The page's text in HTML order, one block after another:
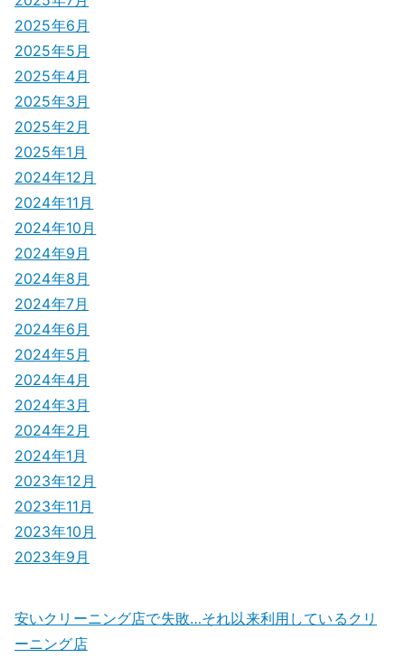
2025年6月
2025年5月
2025年4月
2025年3月
2025年2月
2025年1月
2024年12月
2024年11月
2024年10月
2024年9月
2024年8月
2024年7月
2024年6月
2024年5月
2024年4月
2024年3月
2024年2月
2024年1月
2023年12月
2023年11月
2023年10月
2023年9月
安いクリーニング店で失敗…それ以来利用しているクリ
ーニング店